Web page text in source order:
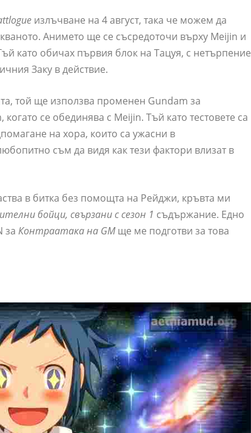
излъчване на 4 август, така че можем да
Анимето ще се съсредоточи върху Meijin и
като обичах първия блок на Тацуя, с нетърпение
Заку в действие.
той ще използва променен Gundam за
се обединява с Meijin. Тъй като тестовете са
на хора, които са ужасни в
съм да видя как тези фактори влизат в
в битка без помощта на Рейджи, кръвта ми
бойци, свързани с сезон 1 съдържание. Едно
за Контраатака на GMще ме подготви за това